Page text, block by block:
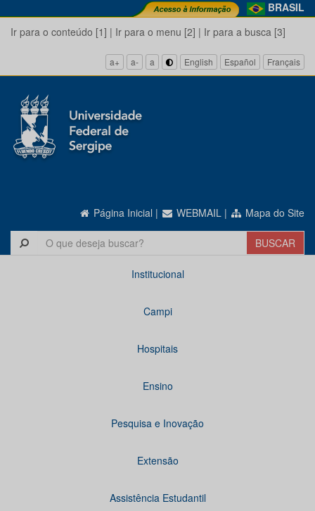
BRASIL
Ir para o conteúdo [1] | Ir para o menu [2] | Ir para a busca [3]
a+ a- a English Español Français
Página Inicial | WEBMAIL | Mapa do Site
Institucional
Campi
Hospitais
Ensino
Pesquisa e Inovação
Extensão
Assistência Estudantil